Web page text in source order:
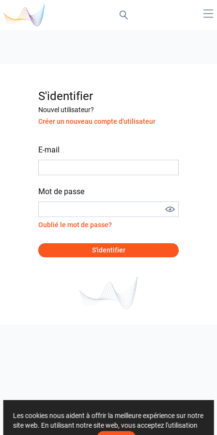
S'identifier
Nouvel utilisateur?
Créer un nouveau compte d'utilisateur
E-mail
Mot de passe
Oublié le mot de passe?
S'identifier
Les cookies nous aident à offrir la meilleure expérience sur notre
site web. En utilisant notre site web, vous acceptez l'utilisation